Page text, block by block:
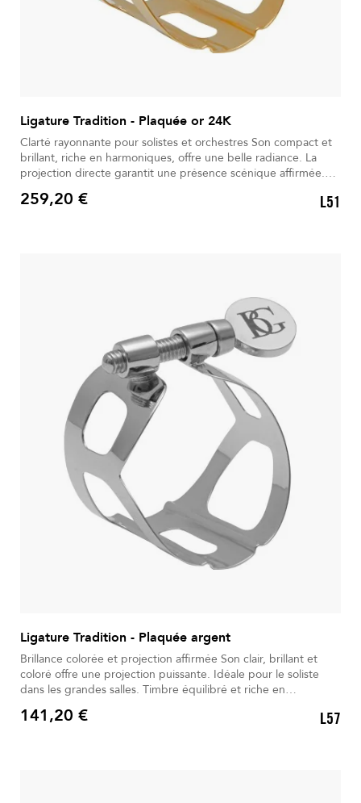
Ligature Tradition - Plaquée or 24K
Clarté rayonnante pour solistes et orchestres Son compact et
brillant, riche en harmoniques, offre une belle radiance. La
projection directe garantit une présence scénique affirmée.
Le métal plaqué or 24 carats favorise une vibration optimale.
Prix
259,20 € L51
Ligature Tradition - Plaquée argent
Brillance colorée et projection affirmée Son clair, brillant et
coloré offre une projection puissante. Idéale pour le soliste
dans les grandes salles. Timbre équilibré et riche en
vibration optimale. La vis unique permet un serrage simple,
Prix
141,20 € L57